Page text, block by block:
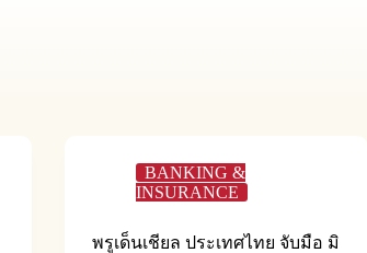
BANKING &
INSURANCE
พรูเด็นเชียล ประเทศไทย จับมือ มิ